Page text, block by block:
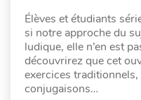
Élèves et étudiants
si notre approche du
ludique, elle n’en est
découvrirez que cet
exercices
conjugaisons…